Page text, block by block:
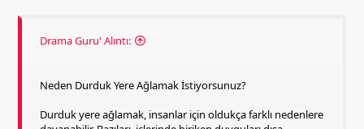
Drama Guru' Alıntı:
Neden Durduk Yere Ağlamak İstiyorsunuz?
Durduk yere ağlamak, insanlar için oldukça farklı nedenlere